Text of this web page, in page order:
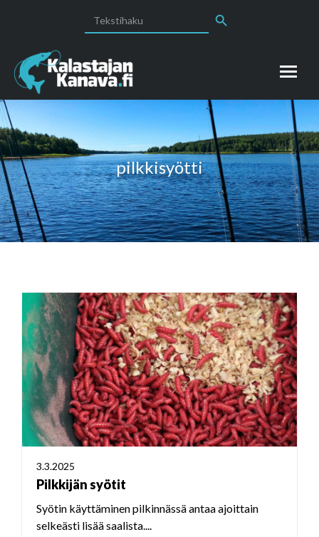
for:
pilkkisyötti
3.3.2025
Pilkkijän syötit
Syötin käyttäminen pilkinnässä antaa ajoittain
selkeästi lisää saalista....